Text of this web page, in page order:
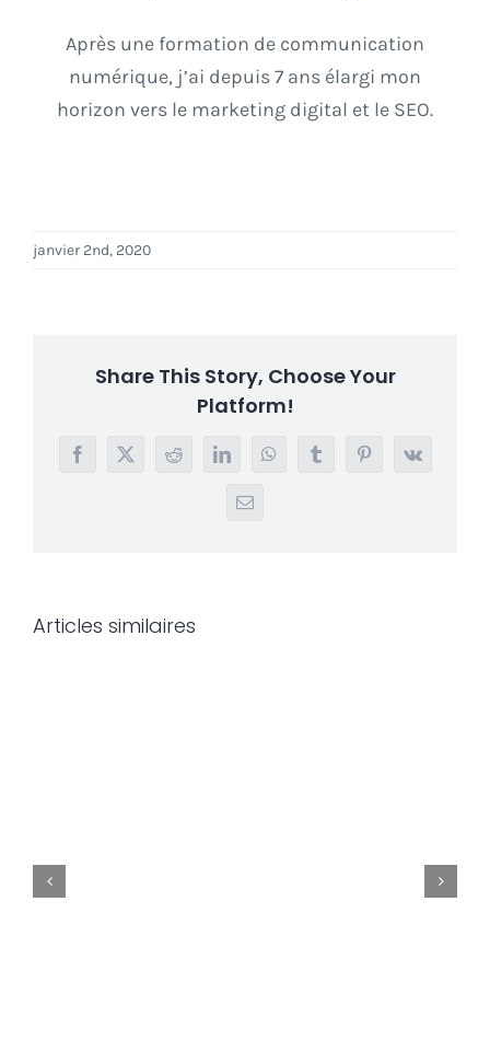
Après une formation de communication
numérique, j’ai depuis 7 ans élargi mon
horizon vers le marketing digital et le SEO.
janvier 2nd, 2020
Share This Story, Choose Your
Platform!
Facebook
X RedditLinkedInWhatsAppTumblrPinterest
Vk
Email
Articles similaires